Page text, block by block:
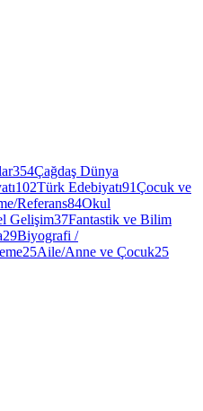
354Çağdaş Dünya
102Türk Edebiyatı91Çocuk ve
Referans84Okul
Gelişim37Fantastik ve Bilim
29Biyografi /
25Aile/Anne ve Çocuk25